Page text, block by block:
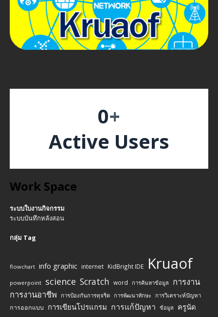
0+
Active Users
Work Space
ระบบใบงานกิจกรรม
ระบบบันทึกหลังสอน
กลุ่ม Tag
flowchart info graphic internet KidBright IDE Kruaof
powerpoint science Scratch word การค้นหาข้อมูล
การงาน
การงานอาชีพ
การป้องกันการทุจริต การพัฒนาทักษะ การวิเคราะห์ปัญหา
การออกแบบ การเขียนโปรแกรม การแก้ปัญหา ข้อมูล ครูนัด